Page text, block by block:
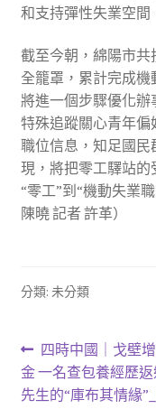
和支持彈性失業空間
截至今朝，綿陽市共
全籠罩，累計完成機
將進一個步驟優化辦
特殊追蹤關心青年
職位信息，知足國民
現，將把零工驛站
“零工”到“機動失業
陳曉 記者 許革）
分類: 未分類
文
章
上
一
篇
四時中國｜戈壁
金 一名查包養經歷
先生的“庫布其情緣